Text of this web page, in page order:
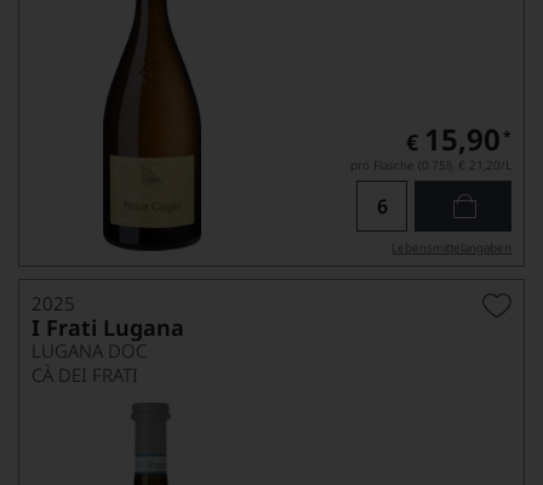
€ 15,90 *
pro Flasche (0.75l), € 21,20/L
Lebensmittel­angaben
2025
I Frati Lugana
LUGANA DOC
CÀ DEI FRATI